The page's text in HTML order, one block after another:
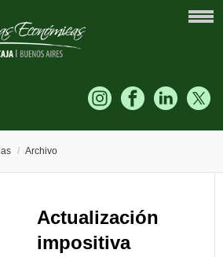
/ Archivo
Actualización
impositiva